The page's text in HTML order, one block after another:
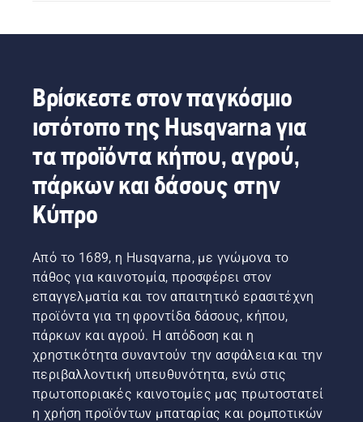
Βρίσκεστε στον παγκόσμιο
ιστότοπο της Husqvarna για
τα προϊόντα κήπου, αγρού,
πάρκων και δάσους στην
Κύπρο
Από το 1689, η Husqvarna, με γνώμονα το
πάθος για καινοτομία, προσφέρει στον
επαγγελματία και τον απαιτητικό ερασιτέχνη
προϊόντα για τη φροντίδα δάσους, κήπου,
πάρκων και αγρού. Η απόδοση και η
χρηστικότητα συναντούν την ασφάλεια και την
περιβαλλοντική υπευθυνότητα, ενώ στις
πρωτοποριακές καινοτομίες μας πρωτοστατεί
η χρήση προϊόντων μπαταρίας και ρομποτικών